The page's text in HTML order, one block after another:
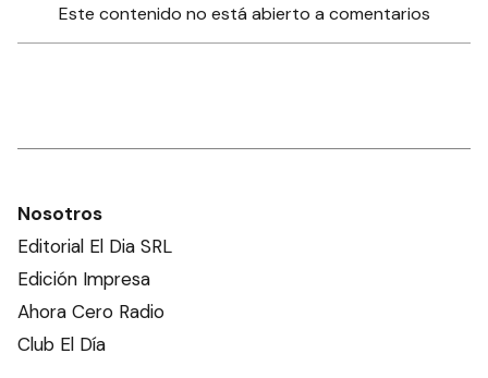
Este contenido no está abierto a comentarios
Nosotros
Editorial El Dia SRL
Edición Impresa
Ahora Cero Radio
Club El Día